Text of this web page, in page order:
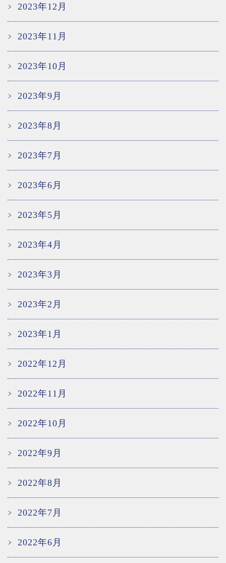
2023年12月
2023年11月
2023年10月
2023年9月
2023年8月
2023年7月
2023年6月
2023年5月
2023年4月
2023年3月
2023年2月
2023年1月
2022年12月
2022年11月
2022年10月
2022年9月
2022年8月
2022年7月
2022年6月